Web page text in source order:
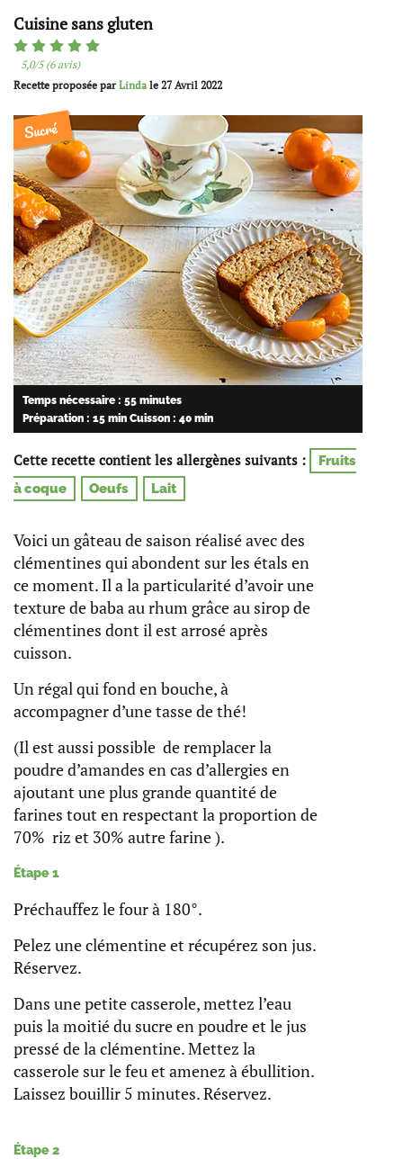
Cuisine sans gluten
5,0/5 (6 avis)
Recette proposée par Linda le 27 Avril 2022
Sucré
Temps nécessaire : 55 minutes
Préparation : 15 min Cuisson : 40 min
Cette recette contient les allergènes suivants :
Fruits
à coque
Oeufs Lait
Voici un gâteau de saison réalisé avec des
clémentines qui abondent sur les étals en
ce moment. Il a la particularité d’avoir une
texture de baba au rhum grâce au sirop de
clémentines dont il est arrosé après
cuisson.
Un régal qui fond en bouche, à
accompagner d’une tasse de thé!
(Il est aussi possible de remplacer la
poudre d’amandes en cas d’allergies en
ajoutant une plus grande quantité de
farines tout en respectant la proportion de
70% riz et 30% autre farine ).
Étape 1
Préchauffez le four à 180°.
Pelez une clémentine et récupérez son jus.
Réservez.
Dans une petite casserole, mettez l’eau
puis la moitié du sucre en poudre et le jus
pressé de la clémentine. Mettez la
casserole sur le feu et amenez à ébullition.
Laissez bouillir 5 minutes. Réservez.
Étape 2